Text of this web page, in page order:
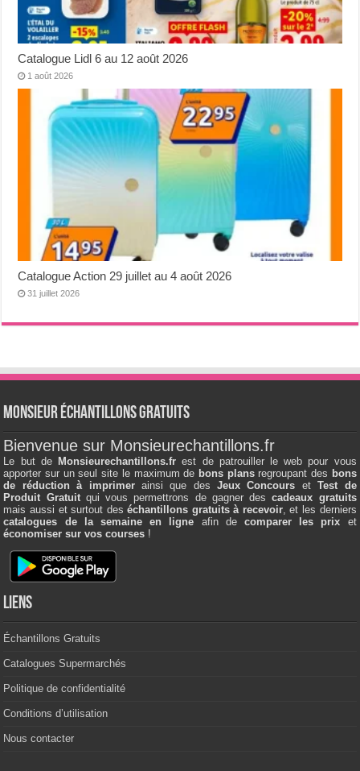
Catalogue Lidl 6 au 12 août 2026
1 août 2026
Catalogue Action 29 juillet au 4 août 2026
31 juillet 2026
Monsieur échantillons Gratuits
Bienvenue sur Monsieurechantillons.fr
Le but de Monsieurechantillons.fr est de patrouiller le web pour vous
apporter sur un seul site le maximum de bons plansregroupant des bons
de réduction à imprimerainsi que desJeux Concours etTest de
Produit Gratuitqui vous permettrons de gagner descadeaux gratuits
mais aussi et surtout deséchantillons gratuits à recevoir, et les derniers
catalogues de la semaine en ligne afin de comparer les prix et
économiser sur vos courses !
Liens
Échantillons Gratuits
Catalogues Supermarchés
Politique de confidentialité
Conditions d’utilisation
Nous contacter